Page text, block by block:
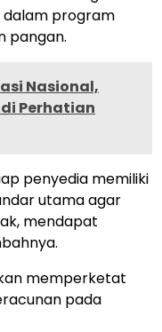
dalam program
pangan.
Nasional,
Perhatian
penyedia memiliki
utama agar
mendapat
memperketat
pada